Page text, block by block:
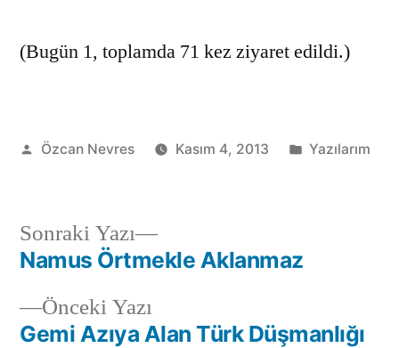
(Bugün 1, toplamda 71 kez ziyaret edildi.)
Gönderen:
Özcan Nevres Kasım 4, 2013 Kategori:
Yazılarım
Yazı
gezinmesi
Önceki YazıÖnceki
yazı:
Gemi Azıya Alan Türk Düşmanlığı
Sonraki Yazı
Sonraki
yazı:
Namus Örtmekle Aklanmaz